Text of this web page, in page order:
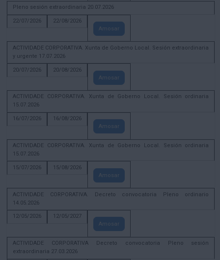
Pleno sesión extraordinaria 20.07.2026
22/07/2026
22/08/2026
Amosar
ACTIVIDADE CORPORATIVA. Xunta de Goberno Local. Sesión extraordinaria
y urgente 17.07.2026
20/07/2026
20/08/2026
Amosar
ACTIVIDADE CORPORATIVA. Xunta de Goberno Local. Sesión ordinaria
15.07.2026
16/07/2026
16/08/2026
Amosar
ACTIVIDADE CORPORATIVA. Xunta de Goberno Local. Sesión ordinaria
15.07.2026
15/07/2026
15/08/2026
Amosar
ACTIVIDADE CORPORATIVA. Decreto convocatoria Pleno ordinario
14.05.2026
12/05/2026
12/05/2027
Amosar
ACTIVIDADE CORPORATIVA Decreto convocatoria Pleno sesión
extraordinaria 27.03.2026